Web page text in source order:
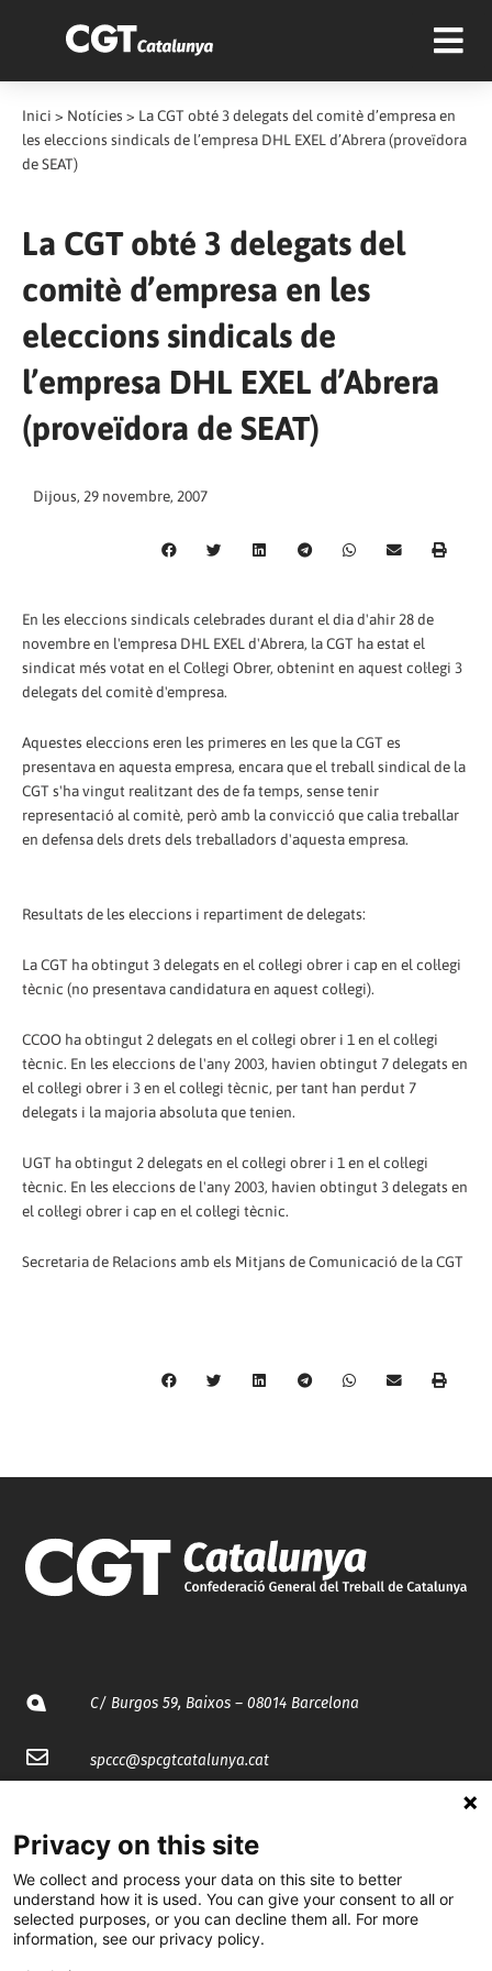
Inici > Notícies > La CGT obté 3 delegats del comitè d’empresa en
les eleccions sindicals de l’empresa DHL EXEL d’Abrera (proveïdora
de SEAT)
La CGT obté 3 delegats del
comitè d’empresa en les
eleccions sindicals de
l’empresa DHL EXEL d’Abrera
(proveïdora de SEAT)
Dijous, 29 novembre, 2007
En les eleccions sindicals celebrades durant el dia d'ahir 28 de
novembre en l'empresa DHL EXEL d'Abrera, la CGT ha estat el
sindicat més votat en el Col·legi Obrer, obtenint en aquest col·legi 3
delegats del comitè d'empresa.
Aquestes eleccions eren les primeres en les que la CGT es
presentava en aquesta empresa, encara que el treball sindical de la
CGT s'ha vingut realitzant des de fa temps, sense tenir
representació al comitè, però amb la convicció que calia treballar
en defensa dels drets dels treballadors d'aquesta empresa.
Resultats de les eleccions i repartiment de delegats:
La CGT ha obtingut 3 delegats en el col·legi obrer i cap en el col·legi
tècnic (no presentava candidatura en aquest col·legi).
CCOO ha obtingut 2 delegats en el col·legi obrer i 1 en el col·legi
tècnic. En les eleccions de l'any 2003, havien obtingut 7 delegats en
el col·legi obrer i 3 en el col·legi tècnic, per tant han perdut 7
delegats i la majoria absoluta que tenien.
UGT ha obtingut 2 delegats en el col·legi obrer i 1 en el col·legi
tècnic. En les eleccions de l'any 2003, havien obtingut 3 delegats en
el col·legi obrer i cap en el col·legi tècnic.
Secretaria de Relacions amb els Mitjans de Comunicació de la CGT
C/ Burgos 59, Baixos – 08014 Barcelona
spccc@spcgtcatalunya.cat
@CGTCatalunya
cgtcatalunya
Privacy on this site
We collect and process your data on this site to better
understand how it is used. You can give your consent to all or
selected purposes, or you can decline them all. For more
information, see our privacy policy.